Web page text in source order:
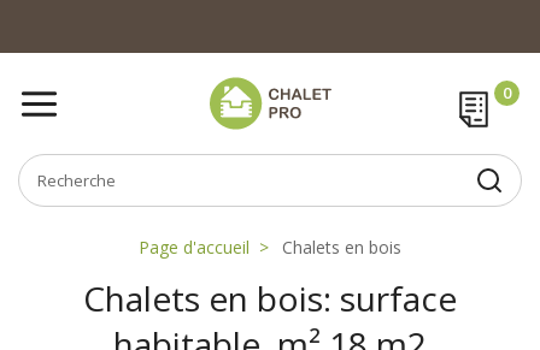
Page d'accueil Chalets en bois
Chalets en bois: surface